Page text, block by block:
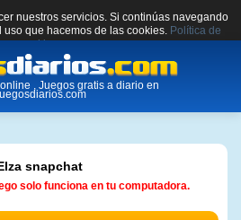
nuestros servicios. Si continúas navegando
que hacemos de las cookies. Política de
cookies.
, Juegos gratis a diario en
snapchat
solo funciona en tu computadora.